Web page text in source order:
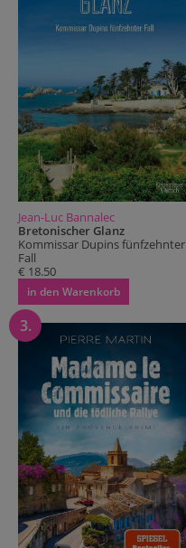
Jean-Luc Bannalec
Bretonischer Glanz
Kommissar Dupins fünfzehnter
Fall
€ 18.50
in den Warenkorb
3.